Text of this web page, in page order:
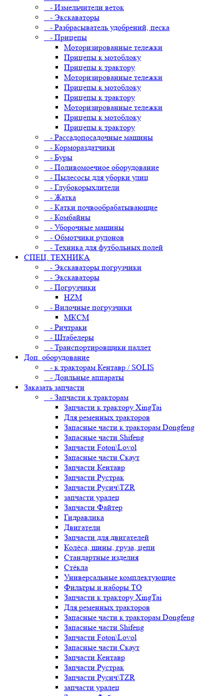
- Измельчители веток
- Экскаваторы
- Разбрасыватель удобрений, песка
- Прицепы
Моторизированные тележки
Прицепы к мотоблоку
Прицепы к трактору
Моторизированные тележки
Прицепы к мотоблоку
Прицепы к трактору
Моторизированные тележки
Прицепы к мотоблоку
Прицепы к трактору
- Рассадопосадочные машины
- Кормораздатчики
- Буры
- Поливомоечное оборудование
- Пылесосы для уборки улиц
- Глубокорыхлители
- Жатка
- Катки почвообрабатывающие
- Комбайны
- Уборочные машины
- Обмотчики рулонов
- Техника для футбольных полей
СПЕЦ. ТЕХНИКА
- Экскаваторы погрузчики
- Экскаваторы
- Погрузчики
HZM
- Вилочные погрузчики
МКСМ
- Ричтраки
- Штабелеры
- Транспортировщики паллет
Доп. оборудование
- к тракторам Кентавр / SOLIS
- Доильные аппараты
Заказать запчасти
- Запчасти к тракторам
Запчасти к трактору XingTai
Для ременных тракторов
Запасные части к тракторам Dongfeng
Запасные части Shifeng
Запчасти Foton\Lovol
Запасные части Скаут
Запчасти Кентавр
Запчасти Рустрак
Запчасти Русич\TZR
запчасти уралец
Запчасти Файтер
Гидравлика
Двигатели
Запчасти для двигателей
Колёса, шины, груза, цепи
Стандартные изделия
Стёкла
Универсальные комплектующие
Фильтры и наборы ТО
Запчасти к трактору XingTai
Для ременных тракторов
Запасные части к тракторам Dongfeng
Запасные части Shifeng
Запчасти Foton\Lovol
Запасные части Скаут
Запчасти Кентавр
Запчасти Рустрак
Запчасти Русич\TZR
запчасти уралец